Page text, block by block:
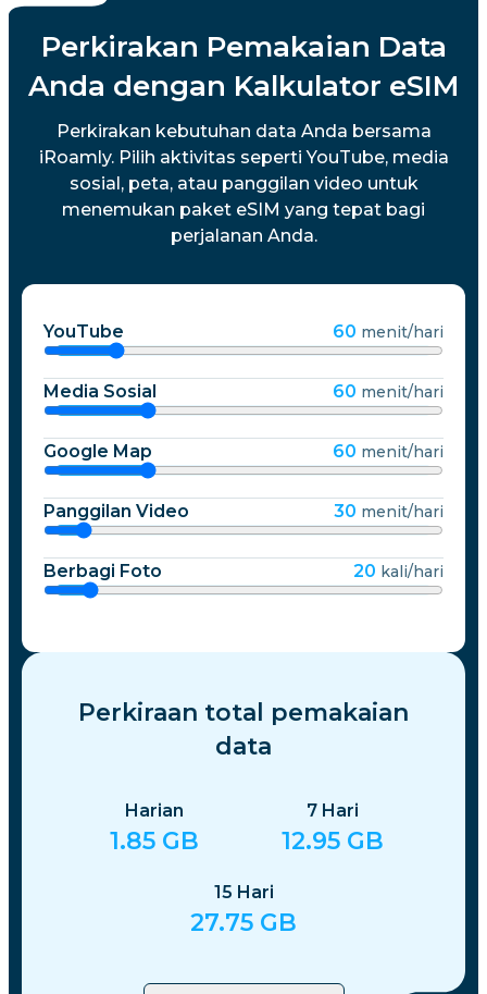
Perkirakan Pemakaian Data
Anda dengan Kalkulator eSIM
Perkirakan kebutuhan data Anda bersama
iRoamly. Pilih aktivitas seperti YouTube, media
sosial, peta, atau panggilan video untuk
menemukan paket eSIM yang tepat bagi
perjalanan Anda.
YouTube 60 menit/hari
Media Sosial 60 menit/hari
Google Map 60 menit/hari
Panggilan Video 30 menit/hari
Berbagi Foto 20 kali/hari
Perkiraan total pemakaian
data
Harian
1.85 GB
7 Hari
12.95 GB
15 Hari
27.75 GB